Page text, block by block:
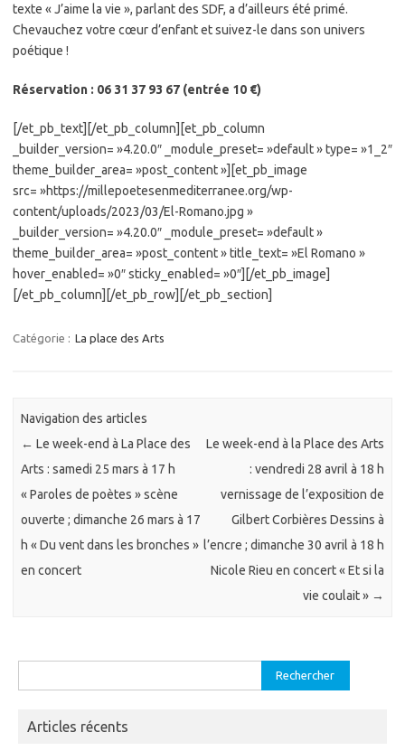
texte « J’aime la vie », parlant des SDF, a d’ailleurs été primé.
Chevauchez votre cœur d’enfant et suivez-le dans son univers
poétique !
Réservation : 06 31 37 93 67 (entrée 10 €)
[/et_pb_text][/et_pb_column][et_pb_column
_builder_version= »4.20.0″ _module_preset= »default » type= »1_2″
theme_builder_area= »post_content »][et_pb_image
src= »https://millepoetesenmediterranee.org/wp-
content/uploads/2023/03/El-Romano.jpg »
_builder_version= »4.20.0″ _module_preset= »default »
theme_builder_area= »post_content » title_text= »El Romano »
hover_enabled= »0″ sticky_enabled= »0″][/et_pb_image]
[/et_pb_column][/et_pb_row][/et_pb_section]
Catégorie : La place des Arts
Navigation des articles
← Le week-end à La Place des
Arts : samedi 25 mars à 17 h
« Paroles de poètes » scène
ouverte ; dimanche 26 mars à 17
h « Du vent dans les bronches »
en concert
Le week-end à la Place des Arts
: vendredi 28 avril à 18 h
vernissage de l’exposition de
Gilbert Corbières Dessins à
l’encre ; dimanche 30 avril à 18 h
Nicole Rieu en concert « Et si la
vie coulait » →
Articles récents